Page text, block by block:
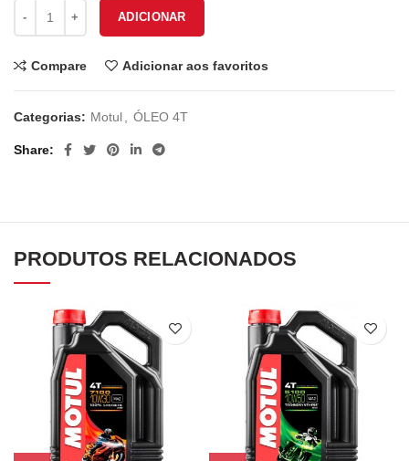
ADICIONAR
Compare Adicionar aos favoritos
Categorias: Motul ÓLEO 4T
Share
PRODUTOS RELACIONADOS